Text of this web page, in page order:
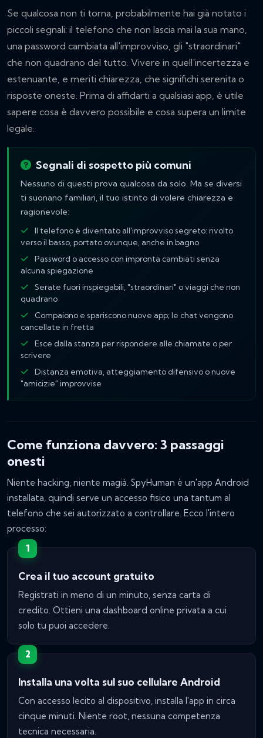
Se qualcosa non ti torna, probabilmente hai già notato i
piccoli segnali: il telefono che non lascia mai la sua mano,
una password cambiata all'improvviso, gli "straordinari"
che non quadrano del tutto. Vivere in quell'incertezza e
estenuante, e meriti chiarezza, che significhi serenita o
risposte oneste. Prima di affidarti a qualsiasi app, è utile
sapere cosa è davvero possibile e cosa supera un limite
legale.
Segnali di sospetto più comuni
Nessuno di questi prova qualcosa da solo. Ma se diversi
ti suonano familiari, il tuo istinto di volere chiarezza e
ragionevole:
Il telefono è diventato all'improvviso segreto: rivolto
verso il basso, portato ovunque, anche in bagno
Password o accesso con impronta cambiati senza
alcuna spiegazione
Serate fuori inspiegabili, "straordinari" o viaggi che non
quadrano
Compaiono e spariscono nuove app; le chat vengono
cancellate in fretta
Esce dalla stanza per rispondere alle chiamate o per
scrivere
Distanza emotiva, atteggiamento difensivo o nuove
"amicizie" improvvise
Come funziona davvero: 3 passaggi
onesti
Niente hacking, niente magià. SpyHuman è un'app Android
installata, quindi serve un accesso fisico una tantum al
telefono che sei autorizzato a controllare. Ecco l'intero
processo:
Crea il tuo account gratuito
Registrati in meno di un minuto, senza carta di
credito. Ottieni una dashboard online privata a cui
solo tu puoi accedere.
Installa una volta sul suo cellulare Android
Con accesso lecito al dispositivo, installa l'app in circa
cinque minuti. Niente root, nessuna competenza
tecnica necessaria.